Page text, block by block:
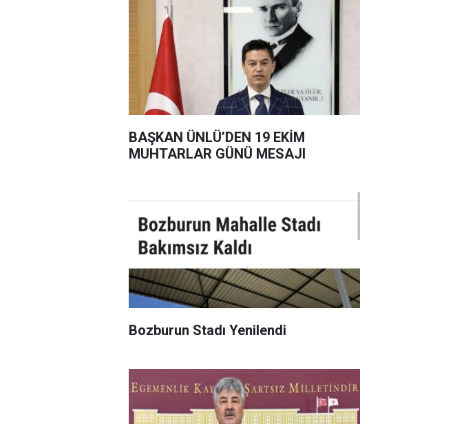
BAŞKAN ÜNLÜ’DEN 19 EKİM
MUHTARLAR GÜNÜ MESAJI
Bozburun Stadı Yenilendi